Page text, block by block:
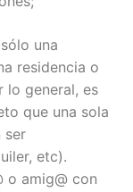
una
residencia o
lo general, es
que una sola
ser
etc).
o amig@ con